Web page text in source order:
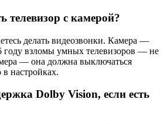
телевизор с камерой?
делать видеозвонки. Камера —
году взломы умных телевизоров — не
— она должна выключаться
в настройках.
Dolby Vision, если есть